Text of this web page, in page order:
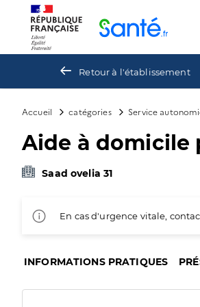
Retour à l'établissement
Accueil catégories Service
Aide à domicile
Saad ovelia 31
En cas d'urgence vitale,
INFORMATIONS PRATIQUES
Panneau de gestion des cookies